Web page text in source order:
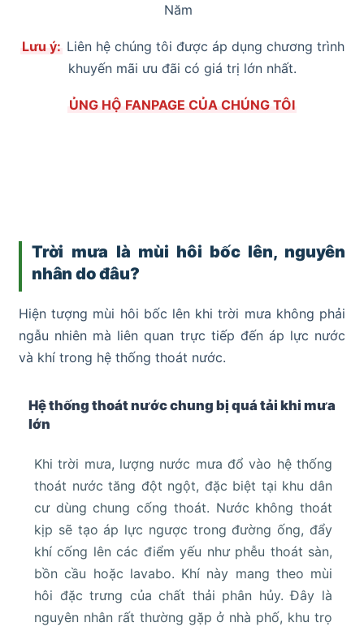
Năm
Lưu ý: Liên hệ chúng tôi được áp dụng chương trình
khuyến mãi ưu đãi có giá trị lớn nhất.
ỦNG HỘ FANPAGE CỦA CHÚNG TÔI
Trời mưa là mùi hôi bốc lên, nguyên
nhân do đâu?
Hiện tượng mùi hôi bốc lên khi trời mưa không phải
ngẫu nhiên mà liên quan trực tiếp đến áp lực nước
và khí trong hệ thống thoát nước.
Hệ thống thoát nước chung bị quá tải khi mưa
lớn
Khi trời mưa, lượng nước mưa đổ vào hệ thống
thoát nước tăng đột ngột, đặc biệt tại khu dân
cư dùng chung cống thoát. Nước không thoát
kịp sẽ tạo áp lực ngược trong đường ống, đẩy
khí cống lên các điểm yếu như phễu thoát sàn,
bồn cầu hoặc lavabo. Khí này mang theo mùi
hôi đặc trưng của chất thải phân hủy. Đây là
nguyên nhân rất thường gặp ở nhà phố, khu trọ